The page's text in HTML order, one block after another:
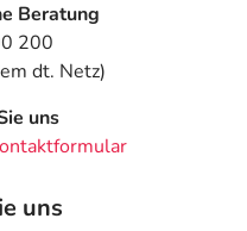
Beratung
200
dt. Netz)
uns
uns